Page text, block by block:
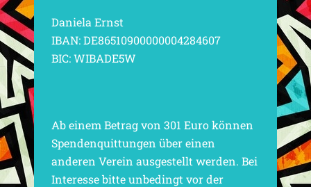
Daniela Ernst
IBAN: DE86510900000004284607
BIC: WIBADE5W
Ab einem Betrag von 301 Euro können
Spendenquittungen über einen
anderen Verein ausgestellt werden. Bei
Interesse bitte unbedingt vor der